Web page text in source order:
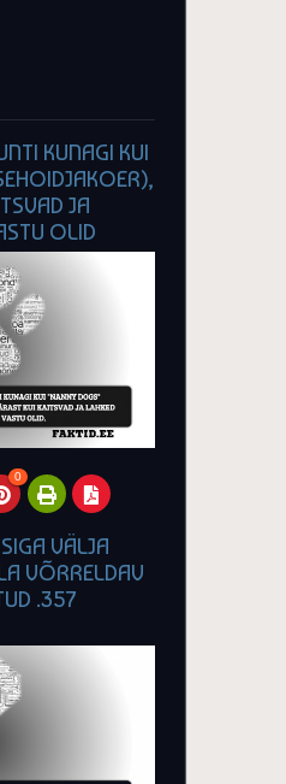
KUNAGI KUI
JA
OLID
0
VÄLJA
VÕRRELDAV
.357